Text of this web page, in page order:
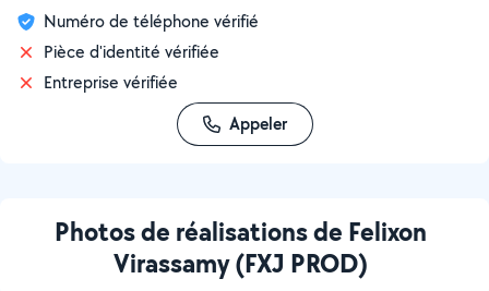
Numéro de téléphone vérifié
Pièce d'identité vérifiée
Entreprise vérifiée
Appeler
Photos de réalisations de Felixon
Virassamy (FXJ PROD)